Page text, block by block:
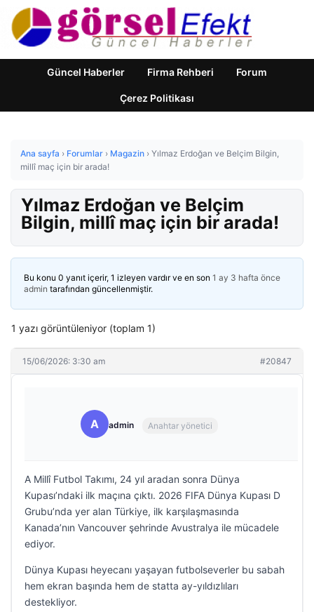
Güncel Haberler Firma Rehberi Forum
Çerez Politikası
Ana sayfa › Forumlar › Magazin › Yılmaz Erdoğan ve Belçim Bilgin,
millî maç için bir arada!
Yılmaz Erdoğan ve Belçim
Bilgin, millî maç için bir arada!
Bu konu 0 yanıt içerir, 1 izleyen vardır ve en son 1 ay 3 hafta önce
admin tarafından güncellenmiştir.
1 yazı görüntüleniyor (toplam 1)
15/06/2026: 3:30 am #20847
A admin Anahtar yönetici
A Millî Futbol Takımı, 24 yıl aradan sonra Dünya
Kupası’ndaki ilk maçına çıktı. 2026 FIFA Dünya Kupası D
Grubu’nda yer alan Türkiye, ilk karşılaşmasında
Kanada’nın Vancouver şehrinde Avustralya ile mücadele
ediyor.
Dünya Kupası heyecanı yaşayan futbolseverler bu sabah
hem ekran başında hem de statta ay-yıldızlıları
destekliyor.